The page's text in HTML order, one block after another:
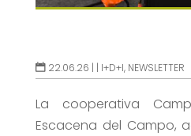
22.06.26 | | I+D+I, NEWSLETTER
La cooperativa
Escacena del Campo,